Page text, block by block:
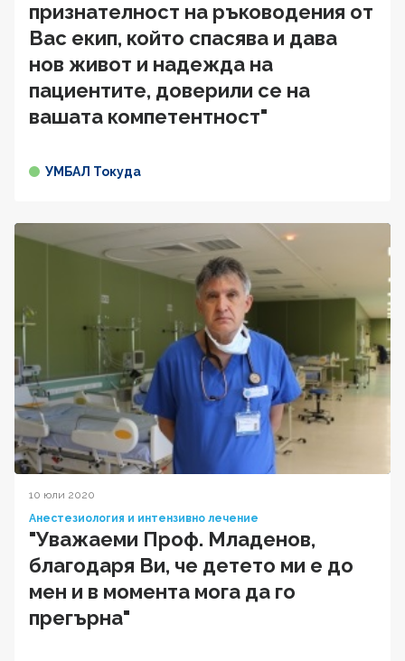
признателност на ръководения от
Вас екип, който спасява и дава
нов живот и надежда на
пациентите, доверили се на
вашата компетентност"
УМБАЛ Токуда
10 юли 2020
Анестезиология и интензивно лечение
"Уважаеми Проф. Младенов,
благодаря Ви, че детето ми е до
мен и в момента мога да го
прегърна"